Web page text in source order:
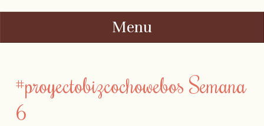
Menu
#proyectobizcochowebos Semana
6